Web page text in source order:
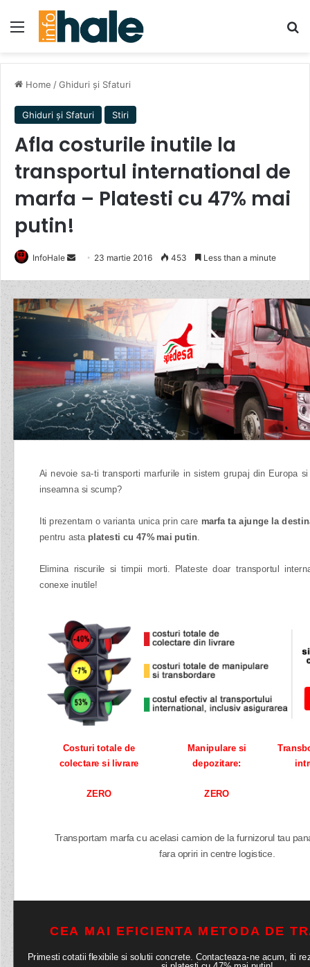
Menu
Home /Ghiduri și Sfaturi
Ghiduri și Sfaturi Stiri
Afla costurile inutile la
transportul international de
marfa – Platesti cu 47% mai
putin!
InfoHale
Send
email
23 martie 2016 453 Less than a minute